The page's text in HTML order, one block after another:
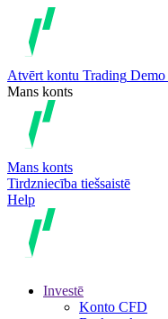
Atvērt kontu Trading Demo
Mans konts
Mans konts
Tirdzniecība tiešsaistē
Help
Investē
Konto CFD